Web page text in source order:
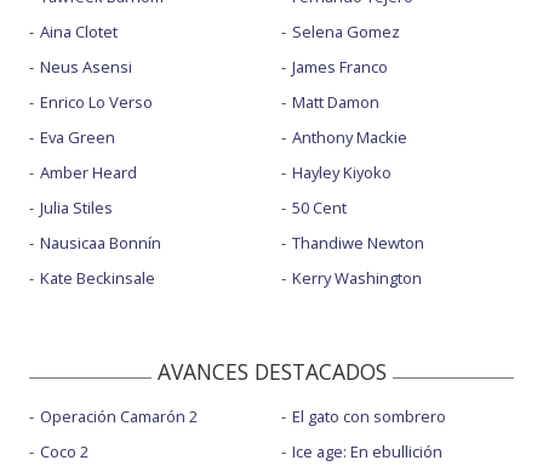
Aina Clotet
Neus Asensi
Enrico Lo Verso
Eva Green
Amber Heard
Julia Stiles
Nausicaa Bonnín
Kate Beckinsale
Selena Gomez
James Franco
Matt Damon
Anthony Mackie
Hayley Kiyoko
50 Cent
Thandiwe Newton
Kerry Washington
AVANCES DESTACADOS
Operación Camarón 2
Coco 2
El gato con sombrero
Ice age: En ebullición